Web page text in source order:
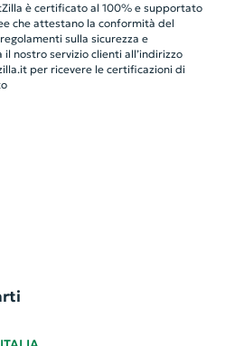
è certificato al 100% e supportato
che attestano la conformità del
sulla sicurezza e
nostro servizio clienti all’indirizzo
per ricevere le certificazioni di